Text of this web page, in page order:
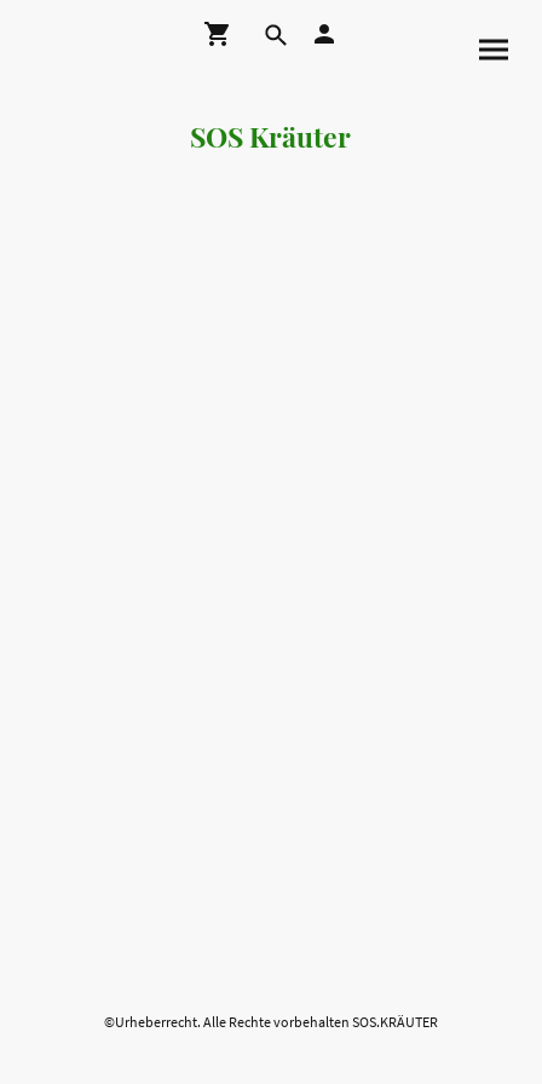
SOS Kräuter
©Urheberrecht. Alle Rechte vorbehalten SOS.KRÄUTER